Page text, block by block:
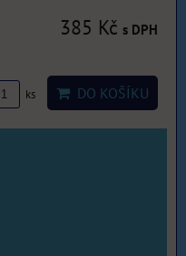
385 Kč s DPH
ks DO KOŠÍKU